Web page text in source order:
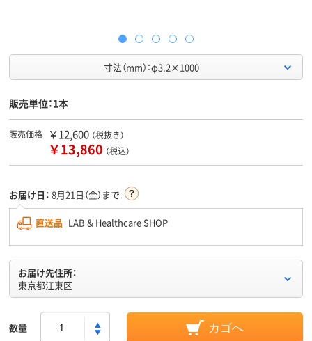
寸法（mm）：φ3.2×1000
販売単位：1本
販売価格 ￥12,600 （税抜き）
￥13,860 （税込）
お届け日： 8月21日（金）まで
直送品 LAB & Healthcare SHOP
お届け先住所：
東京都江東区
数量 カゴへ